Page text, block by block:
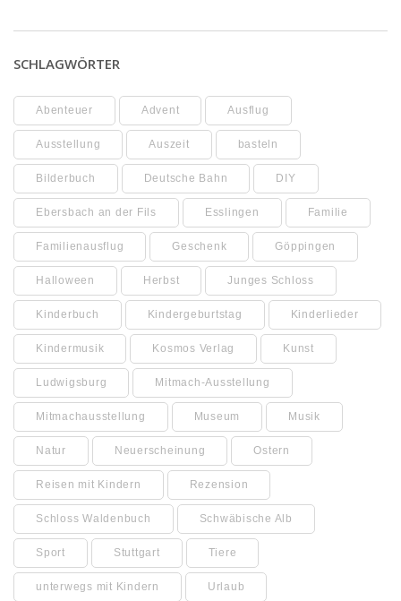
SCHLAGWÖRTER
Abenteuer Advent Ausflug
Ausstellung Auszeit basteln
Bilderbuch Deutsche Bahn DIY
Ebersbach an der Fils Esslingen Familie
Familienausflug Geschenk Göppingen
Halloween Herbst Junges Schloss
Kinderbuch Kindergeburtstag Kinderlieder
Kindermusik Kosmos Verlag Kunst
Ludwigsburg Mitmach-Ausstellung
Mitmachausstellung Museum Musik
Natur Neuerscheinung Ostern
Reisen mit Kindern Rezension
Schloss Waldenbuch Schwäbische Alb
Sport Stuttgart Tiere
unterwegs mit Kindern Urlaub